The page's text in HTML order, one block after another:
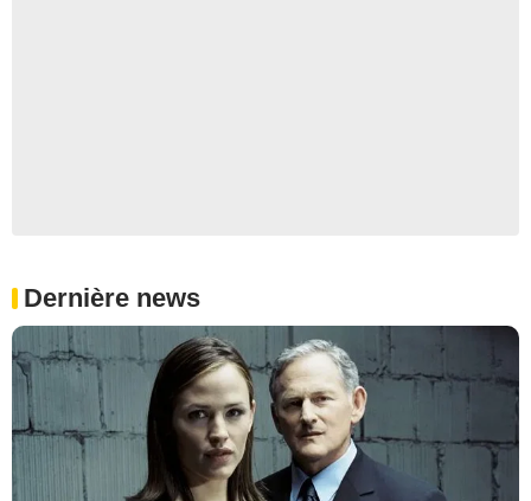
Dernière news